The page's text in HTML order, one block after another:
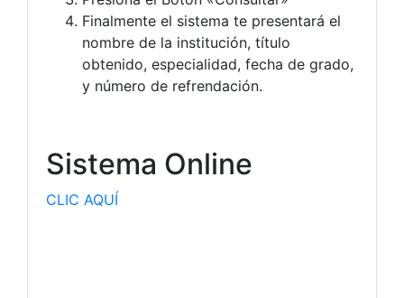
Finalmente el sistema te presentará el
nombre de la institución, título
obtenido, especialidad, fecha de grado,
y número de refrendación.
Sistema Online
CLIC AQUÍ